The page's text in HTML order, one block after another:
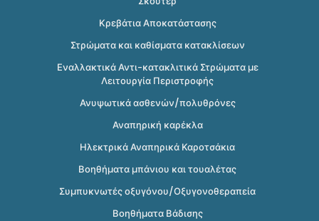
Κρεβάτια Αποκατάστασης
Στρώματα και καθίσματα κατακλίσεων
Εναλλακτικά Αντι-κατακλιτικά Στρώματα με
Λειτουργία Περιστροφής
Ανυψωτικά ασθενών/πολυθρόνες
Αναπηρική καρέκλα
Ηλεκτρικά Αναπηρικά Καροτσάκια
Βοηθήματα μπάνιου και τουαλέτας
Συμπυκνωτές οξυγόνου/Οξυγονοθεραπεία
Βοηθήματα Βάδισης